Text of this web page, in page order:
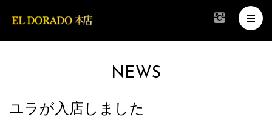
NEWS
ユラが入店しました